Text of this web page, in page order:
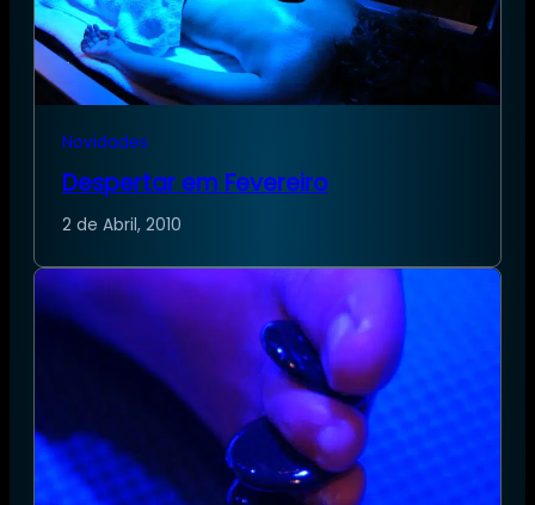
Novidades
Despertar em Fevereiro
2 de Abril, 2010